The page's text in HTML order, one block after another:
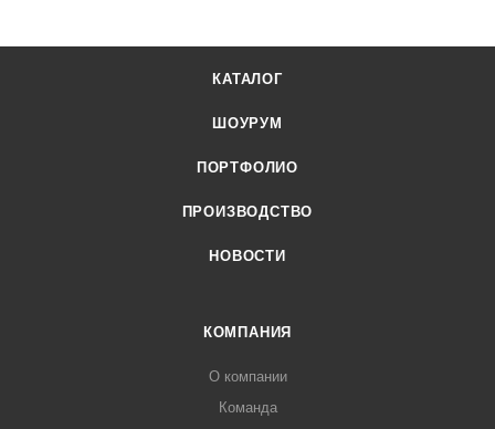
КАТАЛОГ
ШОУРУМ
ПОРТФОЛИО
ПРОИЗВОДСТВО
НОВОСТИ
КОМПАНИЯ
О компании
Команда